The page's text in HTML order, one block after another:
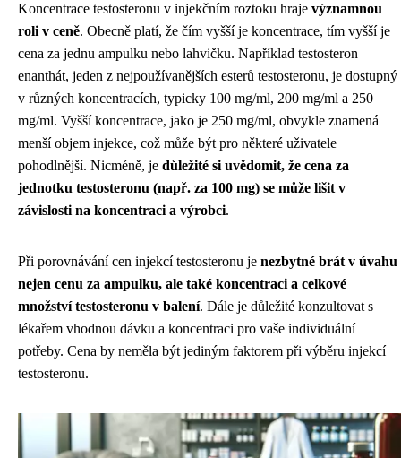
Koncentrace testosteronu v injekčním roztoku hraje významnou
roli v ceně. Obecně platí, že čím vyšší je koncentrace, tím vyšší je
cena za jednu ampulku nebo lahvičku. Například testosteron
enanthát, jeden z nejpoužívanějších esterů testosteronu, je dostupný
v různých koncentracích, typicky 100 mg/ml, 200 mg/ml a 250
mg/ml. Vyšší koncentrace, jako je 250 mg/ml, obvykle znamená
menší objem injekce, což může být pro některé uživatele
pohodlnější. Nicméně, je důležité si uvědomit, že cena za
jednotku testosteronu (např. za 100 mg) se může lišit v
závislosti na koncentraci a výrobci.
Při porovnávání cen injekcí testosteronu je nezbytné brát v úvahu
nejen cenu za ampulku, ale také koncentraci a celkové
množství testosteronu v balení. Dále je důležité konzultovat s
lékařem vhodnou dávku a koncentraci pro vaše individuální
potřeby. Cena by neměla být jediným faktorem při výběru injekcí
testosteronu.